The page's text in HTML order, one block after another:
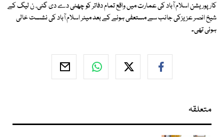
کارپوریشن اسلام آباد کی عمارت میں واقع تمام دفاتر کو چھٹی دے دی گئی، ن لیگ کے
شیخ انصر عزیزکی جانب سے مستعفی ہونے کے بعد میئر اسلام آباد کی نشست خالی
ہوئی تھی۔
متعلقہ